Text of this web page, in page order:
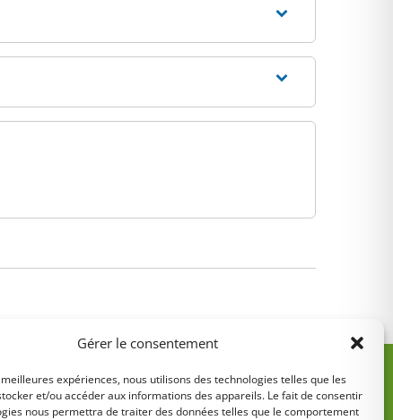
Gérer le consentement
expériences, nous utilisons des technologies telles que les
et/ou accéder aux informations des appareils. Le fait de consentir
nous permettra de traiter des données telles que le comportement